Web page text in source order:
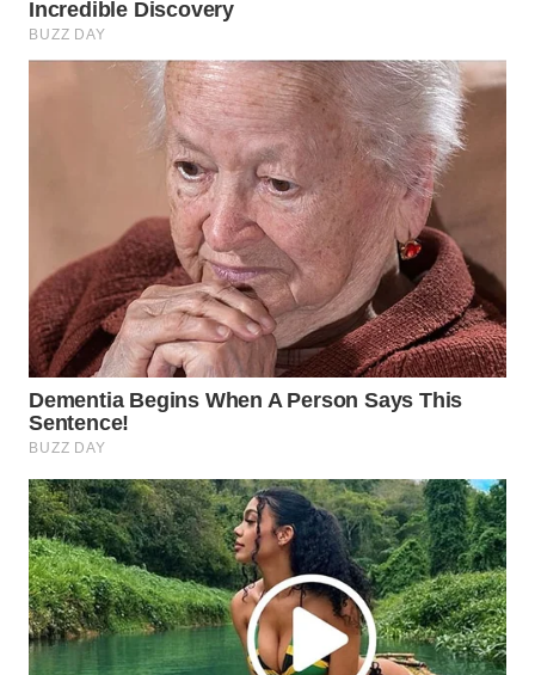
MANDALIKA
WN
BORNEO
Wahana
Media
Group
WAHANA
WAHANA
TANI
WAHANA
ADVOKAT